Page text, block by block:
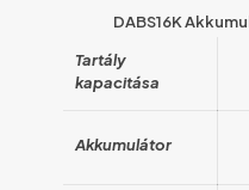
DABS16K
Tartály
kapacitása
Akkumulátor